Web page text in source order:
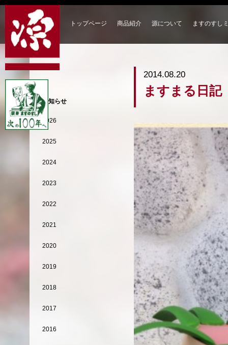
トップページ 商品紹介 源について ますのすし
2014.08.20
ますまる日記
お知らせ
2026
2025
2024
2023
2022
2021
2020
2019
2018
2017
2016